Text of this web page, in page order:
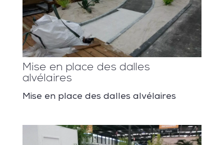
Mise en place des dalles
alvélaires
Mise en place des dalles alvélaires